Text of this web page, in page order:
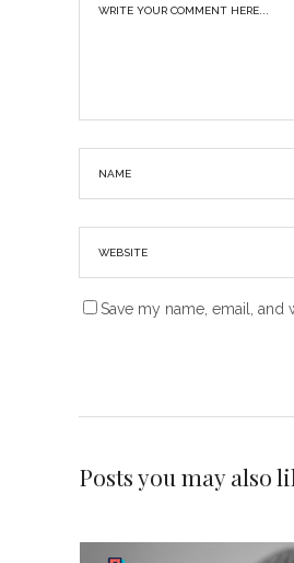
Save my name, email,
Posts you may also